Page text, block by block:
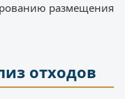
размещения
отходов